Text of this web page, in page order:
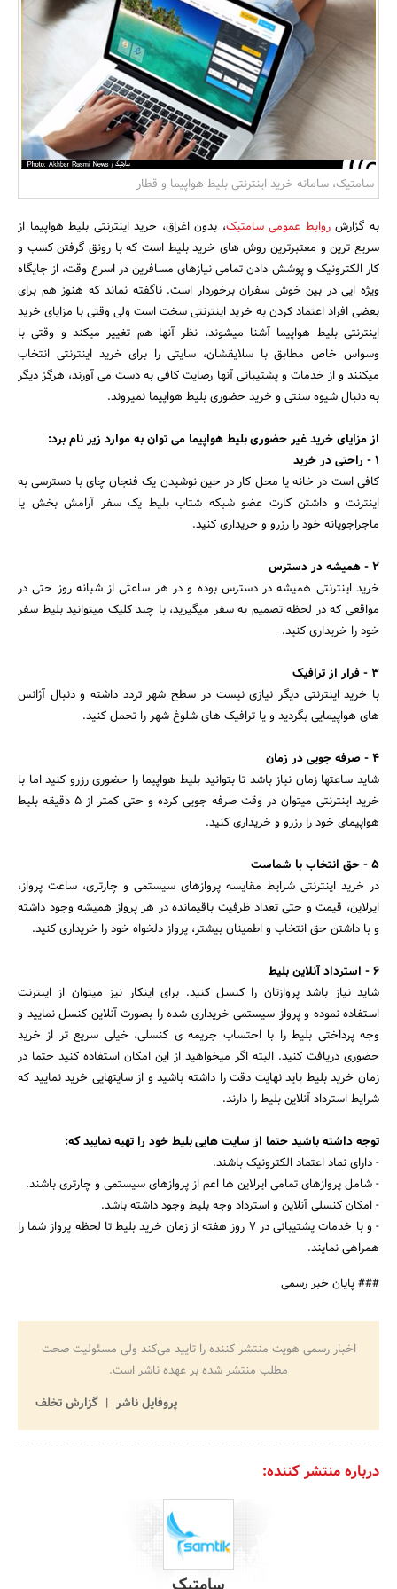
بانک، بیمه و سرمایه
مسکن و ساختمان
جستجو
سامتیک، سامانه خرید اینترنتی بلیط هواپیما و قطار
به گزارشروابط عمومی سامتیک، بدون اغراق، خرید اینترنتی بلیط هواپیما از
سریع ترین و معتبرترین روش های خرید بلیط است که با رونق گرفتن کسب و
کار الکترونیک و پوشش دادن تمامی نیازهای مسافرین در اسرع وقت، از جایگاه
ویژه ایی در بین خوش سفران برخوردار است. ناگفته نماند که هنوز هم برای
بعضی افراد اعتماد کردن به خرید اینترنتی سخت است ولی وقتی با مزایای خرید
اینترنتی بلیط هواپیما آشنا میشوند، نظر آنها هم تغییر میکند و وقتی با
وسواس خاص مطابق با سلایقشان، سایتی را برای خرید اینترنتی انتخاب
میکنند و از خدمات و پشتیبانی آنها رضایت کافی به دست می آورند، هرگز دیگر
به دنبال شیوه سنتی و خرید حضوری بلیط هواپیما نمیروند.
از مزایای خرید غیر حضوری بلیط هواپیما می توان به موارد زیر نام برد:
۱ - راحتی در خرید
کافی است در خانه یا محل کار در حین نوشیدن یک فنجان چای با دسترسی به
اینترنت و داشتن کارت عضو شبکه شتاب بلیط یک سفر آرامش بخش یا
ماجراجویانه خود را رزرو و خریداری کنید.
۲ - همیشه در دسترس
خرید اینترنتی همیشه در دسترس بوده و در هر ساعتی از شبانه روز حتی در
مواقعی که در لحظه تصمیم به سفر میگیرید، با چند کلیک میتوانید بلیط سفر
خود را خریداری کنید.
۳ - فرار از ترافیک
با خرید اینترنتی دیگر نیازی نیست در سطح شهر تردد داشته و دنبال آژانس
های هواپیمایی بگردید و یا ترافیک های شلوغ شهر را تحمل کنید.
۴ - صرفه جویی در زمان
شاید ساعتها زمان نیاز باشد تا بتوانید بلیط هواپیما را حضوری رزرو کنید اما با
خرید اینترنتی میتوان در وقت صرفه جویی کرده و حتی کمتر از ۵ دقیقه بلیط
هواپیمای خود را رزرو و خریداری کنید.
۵ - حق انتخاب با شماست
در خرید اینترنتی شرایط مقایسه پروازهای سیستمی و چارتری، ساعت پرواز،
ایرلاین، قیمت و حتی تعداد ظرفیت باقیمانده در هر پرواز همیشه وجود داشته
و با داشتن حق انتخاب و اطمینان بیشتر، پرواز دلخواه خود را خریداری کنید.
۶ - استرداد آنلاین بلیط
شاید نیاز باشد پروازتان را کنسل کنید. برای اینکار نیز میتوان از اینترنت
استفاده نموده و پرواز سیستمی خریداری شده را بصورت آنلاین کنسل نمایید و
وجه پرداختی بلیط را با احتساب جریمه ی کنسلی، خیلی سریع تر از خرید
حضوری دریافت کنید. البته اگر میخواهید از این امکان استفاده کنید حتما در
زمان خرید بلیط باید نهایت دقت را داشته باشید و از سایتهایی خرید نمایید که
شرایط استرداد آنلاین بلیط را دارند.
توجه داشته باشید حتما از سایت هایی بلیط خود را تهیه نمایید که:
- دارای نماد اعتماد الکترونیک باشند.
- شامل پروازهای تمامی ایرلاین ها اعم از پروازهای سیستمی و چارتری باشند.
- امکان کنسلی آنلاین و استرداد وجه بلیط وجود داشته باشد.
- و با خدمات پشتیبانی در ۷ روز هفته از زمان خرید بلیط تا لحظه پرواز شما را
همراهی نمایند.
### پایان خبر رسمی
اخبار رسمی هویت منتشر کننده را تایید می‌کند ولی مسئولیت صحت
مطلب منتشر شده بر عهده ناشر است.
پروفایل ناشر
گزارش تخلف
درباره منتشر کننده: